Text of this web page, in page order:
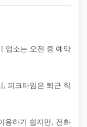
업소는 오전 중 예약
피크타임은 퇴근 직
용하기 쉽지만, 전화